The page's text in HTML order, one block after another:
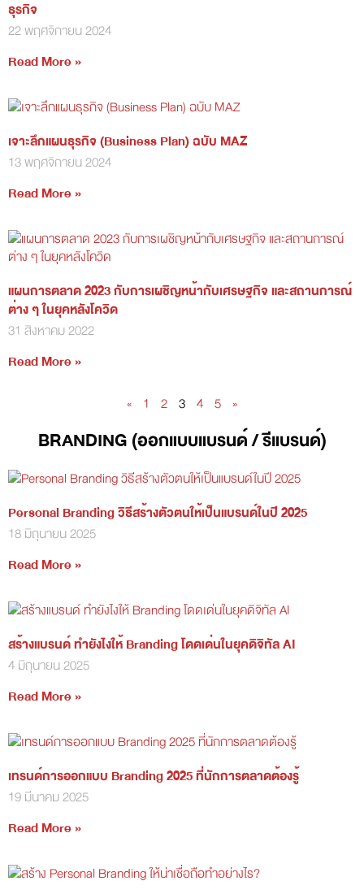
ธุรกิจ
22 พฤศจิกายน 2024
Read More »
เจาะลึกแผนธุรกิจ (Business Plan) ฉบับ MAZ
13 พฤศจิกายน 2024
Read More »
แผนการตลาด 2023 กับการเผชิญหน้ากับเศรษฐกิจ และสถานการณ์
ต่าง ๆ ในยุคหลังโควิด
31 สิงหาคม 2022
Read More »
« 1 2 3 4 5 »
BRANDING (ออกแบบแบรนด์ / รีแบรนด์)
Personal Branding วิธีสร้างตัวตนให้เป็นแบรนด์ในปี 2025
18 มิถุนายน 2025
Read More »
สร้างแบรนด์ ทำยังไงให้ Branding โดดเด่นในยุคดิจิทัล AI
4 มิถุนายน 2025
Read More »
เทรนด์การออกแบบ Branding 2025 ที่นักการตลาดต้องรู้
19 มีนาคม 2025
Read More »